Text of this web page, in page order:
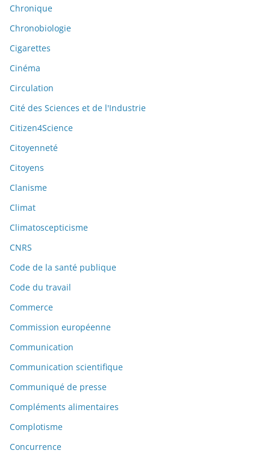
Chronique
Chronobiologie
Cigarettes
Cinéma
Circulation
Cité des Sciences et de l'Industrie
Citizen4Science
Citoyenneté
Citoyens
Clanisme
Climat
Climatoscepticisme
CNRS
Code de la santé publique
Code du travail
Commerce
Commission européenne
Communication
Communication scientifique
Communiqué de presse
Compléments alimentaires
Complotisme
Concurrence